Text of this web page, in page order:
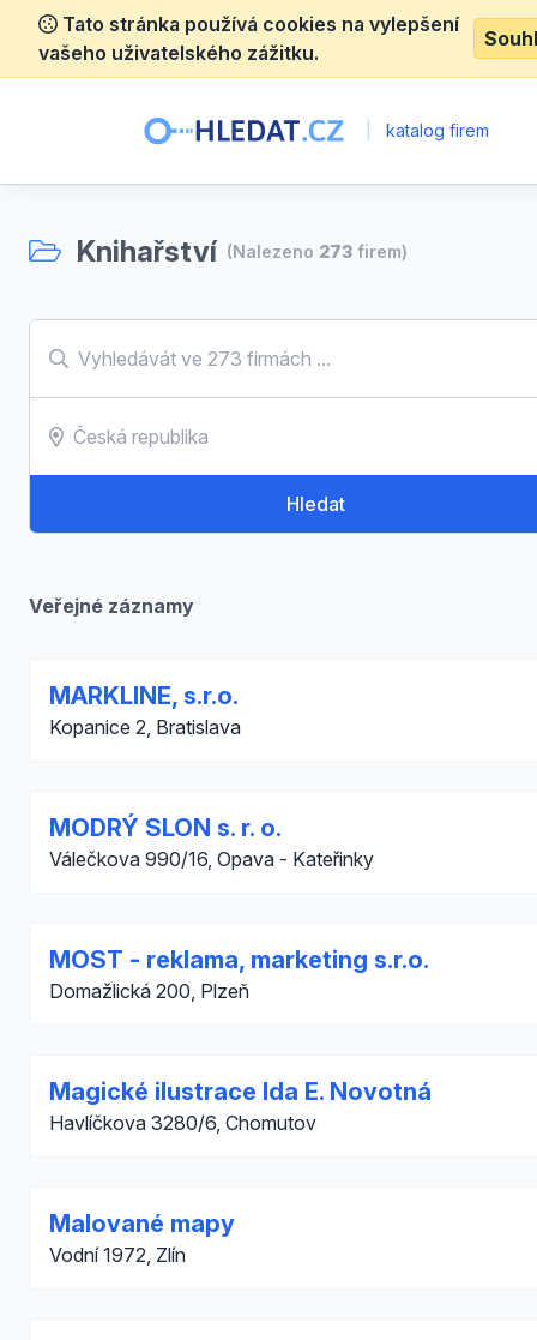
Tato stránka používá cookies na vylepšení
vašeho uživatelského zážitku.
katalog firem
Knihařství (Nalezeno 273 firem)
Hledat
Veřejné záznamy
MARKLINE, s.r.o.
Kopanice 2, Bratislava
MODRÝ SLON s. r. o.
Válečkova 990/16, Opava - Kateřinky
MOST - reklama, marketing s.r.o.
Domažlická 200, Plzeň
Magické ilustrace Ida E. Novotná
Havlíčkova 3280/6, Chomutov
Malované mapy
Vodní 1972, Zlín